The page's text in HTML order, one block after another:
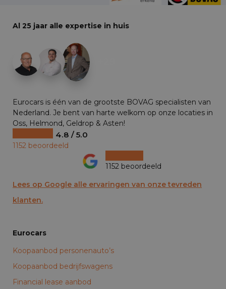
Al 25 jaar alle expertise in huis
Eurocars is één van de grootste BOVAG specialisten van
Nederland. Je bent van harte welkom op onze locaties in
Oss, Helmond, Geldrop & Asten!
4.8 / 5.0
1152 beoordeeld
1152 beoordeeld
Lees op Google alle ervaringen van onze tevreden
klanten.
Eurocars
Koopaanbod personenauto’s
Koopaanbod bedrijfswagens
Financial lease aanbod